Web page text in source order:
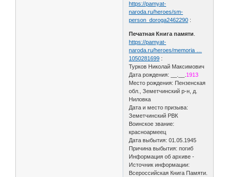
https://pamyat-
naroda.ru/heroes/sm-
person_doroga2462290 :
Печатная Книга памяти
https://pamyat-
naroda.ru/heroes/memoria …
1050281699 :
Турков Николай Максимович
Дата рождения: __.__. 1913
Место рождения: Пензенская
обл., Земетчинский р-н, д.
Ниловка
Дата и место призыва:
Земетчинский РВК
Воинское звание:
красноармеец
Дата выбытия: 01.05.1945
Причина выбытия: погиб
Информация об архиве -
Источник информации:
Всероссийская Книга Памяти.